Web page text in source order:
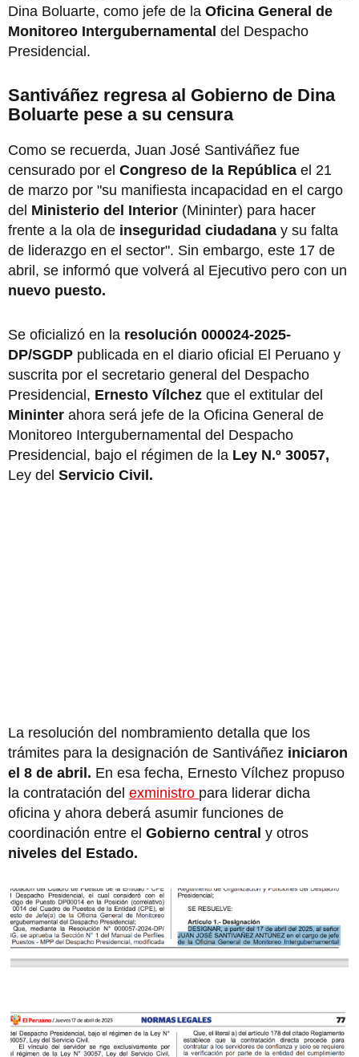
Dina Boluarte, como jefe de la Oficina General de
Monitoreo Intergubernamental del Despacho
Presidencial.
Santiváñez regresa al Gobierno de Dina
Boluarte pese a su censura
Como se recuerda, Juan José Santiváñez fue
censurado por el Congreso de la República el 21
de marzo por "su manifiesta incapacidad en el cargo
del Ministerio del Interior (Mininter) para hacer
frente a la ola de inseguridad ciudadana y su falta
de liderazgo en el sector". Sin embargo, este 17 de
abril, se informó que volverá al Ejecutivo pero con un
nuevo puesto.
Se oficializó en la resolución 000024-2025-
DP/SGDP publicada en el diario oficial El Peruano y
suscrita por el secretario general del Despacho
Presidencial, Ernesto Vílchez que el extitular del
Mininter ahora será jefe de la Oficina General de
Monitoreo Intergubernamental del Despacho
Presidencial, bajo el régimen de la Ley N.º 30057,
Ley del Servicio Civil.
La resolución del nombramiento detalla que los
trámites para la designación de Santiváñez iniciaron
el 8 de abril. En esa fecha, Ernesto Vílchez propuso
la contratación del exministro para liderar dicha
oficina y ahora deberá asumir funciones de
coordinación entre el Gobierno central y otros
niveles del Estado.